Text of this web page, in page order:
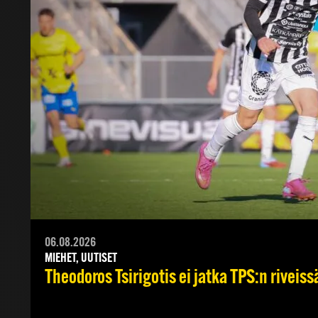
06.08.2026
MIEHET, UUTISET
Theodoros Tsirigotis ei jatka TPS:n